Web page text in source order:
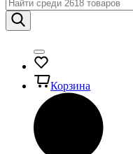
Корзина